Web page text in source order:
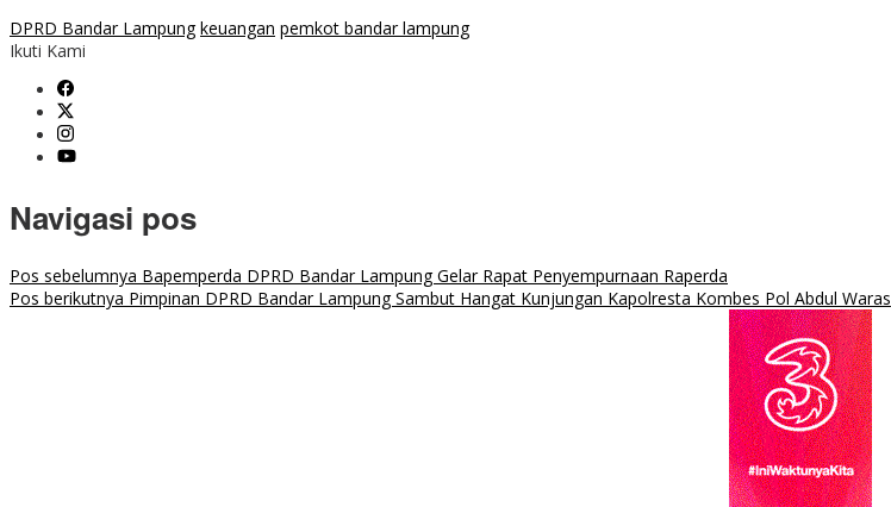
DPRD Bandar Lampung keuangan pemkot bandar lampung
Ikuti Kami
Navigasi pos
Pos sebelumnya Bapemperda DPRD Bandar Lampung Gelar Rapat Penyempurnaan Raperda
Pos berikutnya Pimpinan DPRD Bandar Lampung Sambut Hangat Kunjungan Kapolresta Kombes Pol Abdul Waras